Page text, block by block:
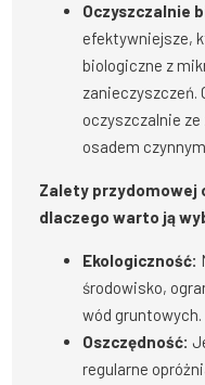
Oczyszczalnie
efektywniejsze,
biologiczne z
zanieczyszczeń.
oczyszczalnie
osadem
Zalety przydomowej
dlaczego warto ją
Ekologiczność:
środowisko,
wód gruntowych.
Oszczędność:
regularne